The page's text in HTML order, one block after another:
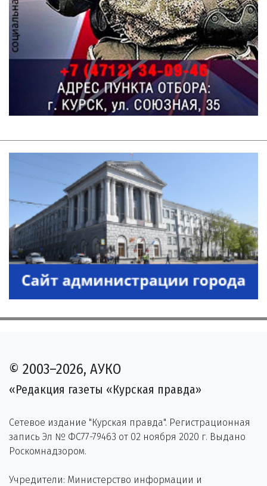
© 2003–2026, АУКО
«Редакция газеты «Курская правда»
Сетевое издание "Курская правда". Регистрационная
запись Эл № ФС77-79463 от 02 ноября 2020 г. Выдано
Роскомнадзором.
Учредители: Министерство информации и